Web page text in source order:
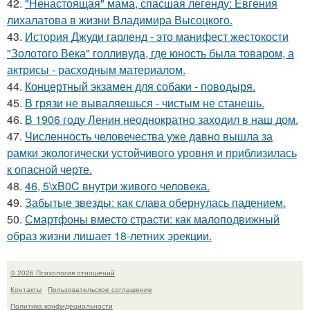
лихалатова в жизни Владимира Высоцкого.
43. История Джуди гарленд - это манифест жестокости
"Золотого Века" голливуда, где юность была товаром, а
актрисы - расходным материалом.
44. Концертный экзамен для собаки - поводыря.
45. В грязи не вываляешься - чистым не станешь.
46. В 1906 году Ленин неоднократно заходил в наш дом.
47. Численность человечества уже давно вышла за
рамки экологически устойчивого уровня и приблизилась
к опасной черте.
48. 46, 5\xB0C внутри живого человека.
49. Забытые звезды: как слава обернулась падением.
50. Смартфоны вместо страсти: как малоподвижный
образ жизни лишает 18-летних эрекции.
© 2026 Психология отношений
Контакты
Пользовательское соглашение
Политика конфидециальности